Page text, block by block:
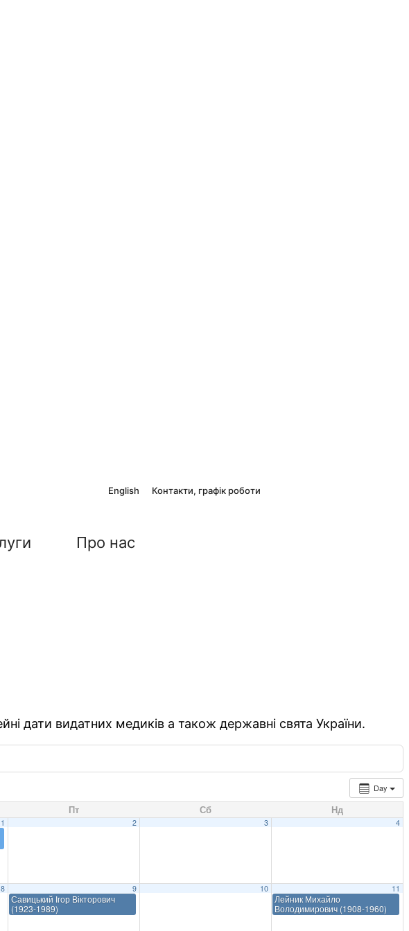
English Контакти, графік роботи
Про нас
дати видатних медиків а також державні свята України.
Day
Пт Сб Нд
1 2 3 4
8 9
Савицький Ігор Вікторович
(1923-1989)
10 11
Лейник Михайло
Володимирович (1908-1960)